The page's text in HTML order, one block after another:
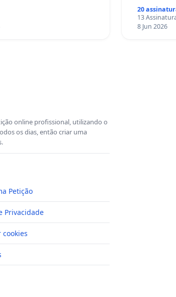
20
13
8 Jun 2026
online profissional, utilizando o
os dias, então criar uma
Petição
Privacidade
cookies